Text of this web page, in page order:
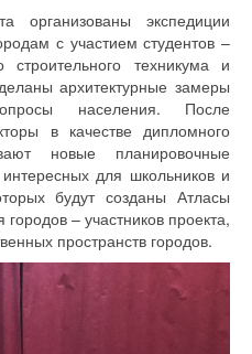
организованы экспедиции
с участием студентов –
строительного техникума и
архитектурные замеры
населения. После
в качестве дипломного
новые планировочные
для школьников и
будут созданы Атласы
– участников проекта,
пространств городов.